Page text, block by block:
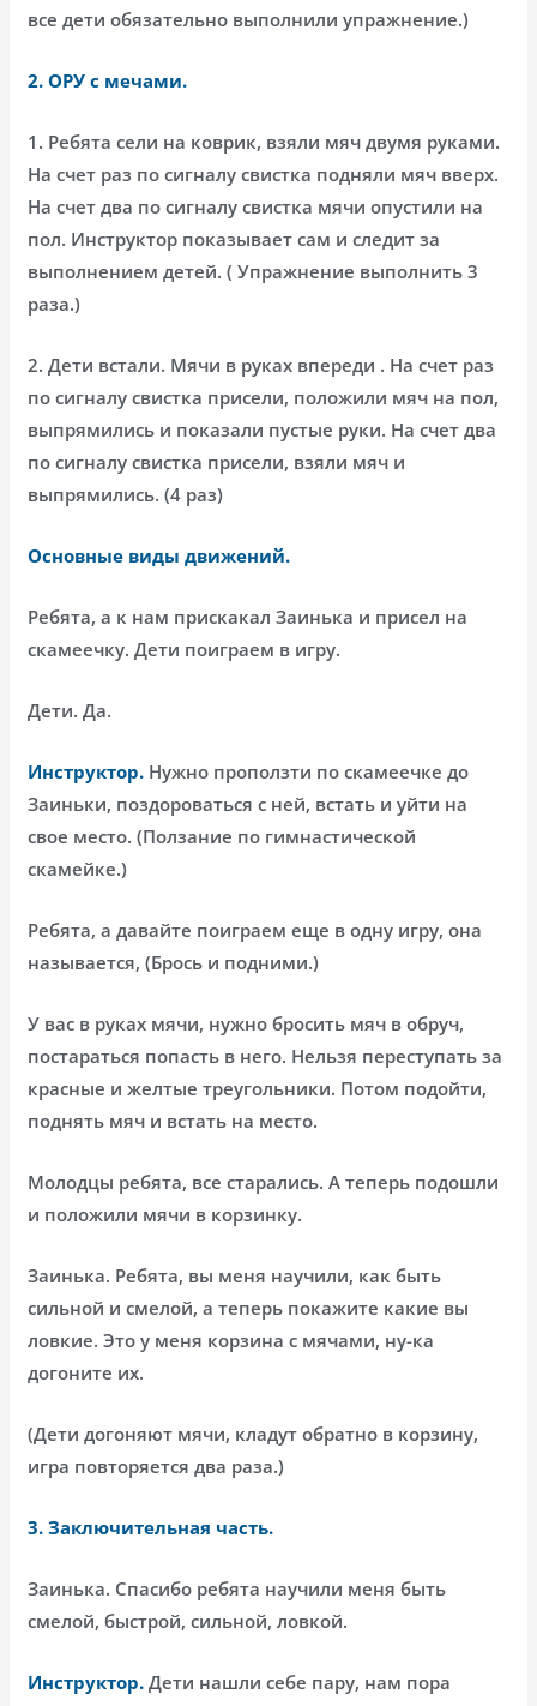
все дети обязательно выполнили упражнение.)
2.ОРУ с мечами.
1. Ребята сели на коврик, взяли мяч двумя руками.
На счет раз по сигналу свистка подняли мяч вверх.
На счет два по сигналу свистка мячи опустили на
пол. Инструктор показывает сам и следит за
выполнением детей. ( Упражнение выполнить 3
раза.)
2. Дети встали. Мячи в руках впереди . На счет раз
по сигналу свистка присели, положили мяч на пол,
выпрямились и показали пустые руки. На счет два
по сигналу свистка присели, взяли мяч и
выпрямились. (4 раз)
Основные виды движений.
Ребята, а к нам прискакал Заинька и присел на
скамеечку. Дети поиграем в игру.
Дети. Да.
Инструктор. Нужно проползти по скамеечке до
Заиньки, поздороваться с ней, встать и уйти на
свое место. (Ползание по гимнастической
скамейке.)
Ребята, а давайте поиграем еще в одну игру, она
называется, (Брось и подними.)
У вас в руках мячи, нужно бросить мяч в обруч,
постараться попасть в него. Нельзя переступать за
красные и желтые треугольники. Потом подойти,
поднять мяч и встать на место.
Молодцы ребята, все старались. А теперь подошли
и положили мячи в корзинку.
Заинька. Ребята, вы меня научили, как быть
сильной и смелой, а теперь покажите какие вы
ловкие. Это у меня корзина с мячами, ну-ка
догоните их.
(Дети догоняют мячи, кладут обратно в корзину,
игра повторяется два раза.)
3.Заключительная часть.
Заинька. Спасибо ребята научили меня быть
смелой, быстрой, сильной, ловкой.
Инструктор. Дети нашли себе пару, нам пора